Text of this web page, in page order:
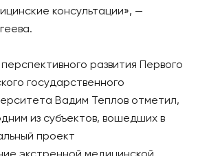
консультации», —
развития Первого
государственного
Вадим Теплов отметил,
из субъектов, вошедших в
проект